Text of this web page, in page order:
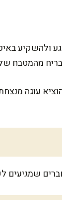
להתחיל אותו
בריח מהמטבח
עוגה